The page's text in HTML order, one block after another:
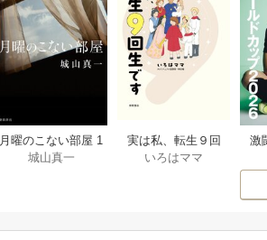
月曜のこない部屋 1
巻
城山真一
実は私、転生９回
生です マンガ
いろはママ
激